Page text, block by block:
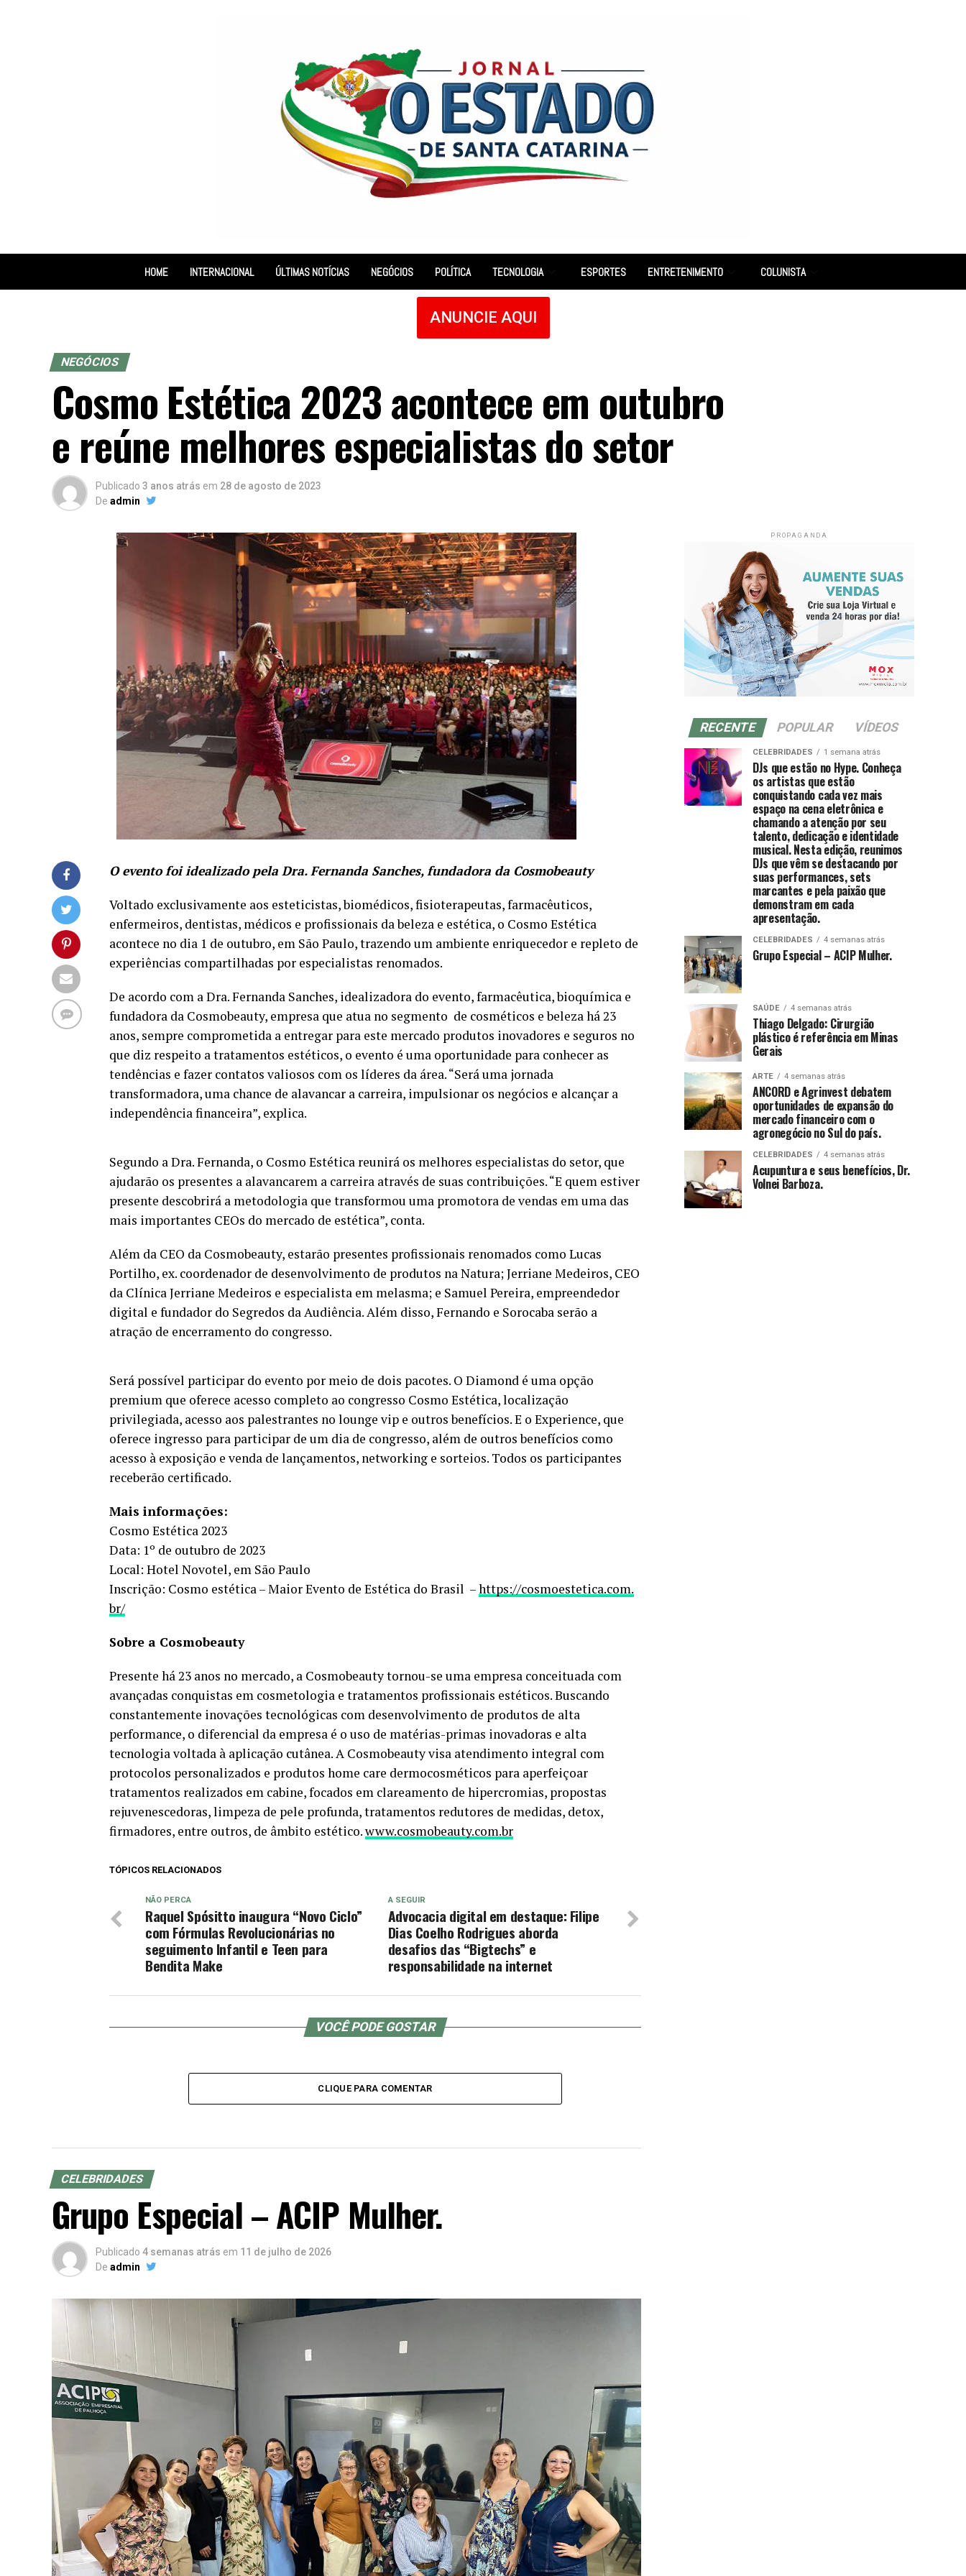
HOME INTERNACIONAL ÚLTIMAS NOTÍCIAS NEGÓCIOS POLÍTICA TECNOLOGIA ESPORTES ENTRETENIMENTO COLUNISTA
ANUNCIE AQUI
NEGÓCIOS
Cosmo Estética 2023 acontece em outubro
e reúne melhores especialistas do setor
Publicado 3 anos atrás em 28 de agosto de 2023
De admin
O evento foi idealizado pela Dra. Fernanda Sanches, fundadora da Cosmobeauty
Voltado exclusivamente aos esteticistas, biomédicos, fisioterapeutas, farmacêuticos,
enfermeiros, dentistas, médicos e profissionais da beleza e estética, o Cosmo Estética
acontece no dia 1 de outubro, em São Paulo, trazendo um ambiente enriquecedor e repleto de
experiências compartilhadas por especialistas renomados.
De acordo com a Dra. Fernanda Sanches, idealizadora do evento, farmacêutica, bioquímica e
fundadora da Cosmobeauty, empresa que atua no segmento de cosméticos e beleza há 23
anos, sempre comprometida a entregar para este mercado produtos inovadores e seguros no
que diz respeito a tratamentos estéticos, o evento é uma oportunidade para conhecer as
tendências e fazer contatos valiosos com os líderes da área. “Será uma jornada
transformadora, uma chance de alavancar a carreira, impulsionar os negócios e alcançar a
independência financeira”, explica.
Segundo a Dra. Fernanda, o Cosmo Estética reunirá os melhores especialistas do setor, que
ajudarão os presentes a alavancarem a carreira através de suas contribuições. “E quem estiver
presente descobrirá a metodologia que transformou uma promotora de vendas em uma das
mais importantes CEOs do mercado de estética”, conta.
Além da CEO da Cosmobeauty, estarão presentes profissionais renomados como Lucas
Portilho, ex. coordenador de desenvolvimento de produtos na Natura; Jerriane Medeiros, CEO
da Clínica Jerriane Medeiros e especialista em melasma; e Samuel Pereira, empreendedor
digital e fundador do Segredos da Audiência. Além disso, Fernando e Sorocaba serão a
atração de encerramento do congresso.
Será possível participar do evento por meio de dois pacotes. O Diamond é uma opção
premium que oferece acesso completo ao congresso Cosmo Estética, localização
privilegiada, acesso aos palestrantes no lounge vip e outros benefícios. E o Experience, que
oferece ingresso para participar de um dia de congresso, além de outros benefícios como
acesso à exposição e venda de lançamentos, networking e sorteios. Todos os participantes
receberão certificado.
Mais informações:
Cosmo Estética 2023
Data: 1º de outubro de 2023
Local: Hotel Novotel, em São Paulo
Inscrição: Cosmo estética – Maior Evento de Estética do Brasil –https://cosmoestetica.com.
br/
Sobre a Cosmobeauty
Presente há 23 anos no mercado, a Cosmobeauty tornou-se uma empresa conceituada com
avançadas conquistas em cosmetologia e tratamentos profissionais estéticos. Buscando
constantemente inovações tecnológicas com desenvolvimento de produtos de alta
performance, o diferencial da empresa é o uso de matérias-primas inovadoras e alta
tecnologia voltada à aplicação cutânea. A Cosmobeauty visa atendimento integral com
protocolos personalizados e produtos home care dermocosméticos para aperfeiçoar
tratamentos realizados em cabine, focados em clareamento de hipercromias, propostas
rejuvenescedoras, limpeza de pele profunda, tratamentos redutores de medidas, detox,
firmadores, entre outros, de âmbito estético.www.cosmobeauty.com.br
TÓPICOS RELACIONADOS
A SEGUIR
Advocacia digital em destaque: Filipe
Dias Coelho Rodrigues aborda
desafios das “Bigtechs” e
responsabilidade na internet
NÃO PERCA
Raquel Spósitto inaugura “Novo Ciclo”
com Fórmulas Revolucionárias no
seguimento Infantil e Teen para
Bendita Make
VOCÊ PODE GOSTAR
CLIQUE PARA COMENTAR
CELEBRIDADES
Grupo Especial – ACIP Mulher.
Publicado 4 semanas atrás em 11 de julho de 2026
De admin
PROPAGANDA
RECENTE POPULAR VÍDEOS
CELEBRIDADES 1 semana atrás
DJs que estão no Hype. Conheça
os artistas que estão
conquistando cada vez mais
espaço na cena eletrônica e
chamando a atenção por seu
talento, dedicação e identidade
musical. Nesta edição, reunimos
DJs que vêm se destacando por
suas performances, sets
marcantes e pela paixão que
demonstram em cada
apresentação.
CELEBRIDADES 4 semanas atrás
Grupo Especial – ACIP Mulher.
SAÚDE 4 semanas atrás
Thiago Delgado: Cirurgião
plástico é referência em Minas
Gerais
ARTE 4 semanas atrás
ANCORD e Agrinvest debatem
oportunidades de expansão do
mercado financeiro com o
agronegócio no Sul do país.
CELEBRIDADES 4 semanas atrás
Acupuntura e seus benefícios, Dr.
Volnei Barboza.